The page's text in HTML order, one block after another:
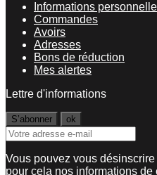
Informations
Commandes
Avoirs
Adresses
Bons de réduction
Mes alertes
Lettre d'informations
Vous pouvez vous
pour cela nos informations